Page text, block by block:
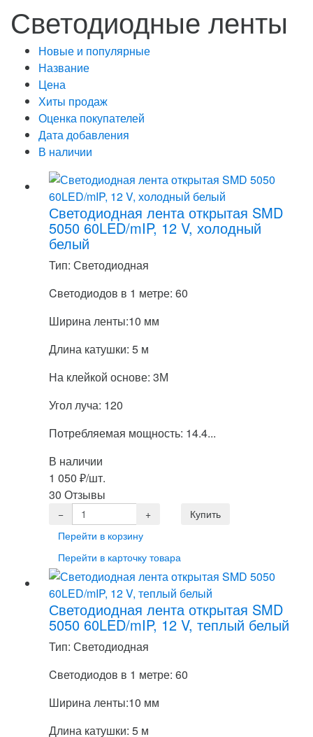
Светодиодные ленты
Новые и популярные
Название
Цена
Хиты продаж
Оценка покупателей
Дата добавления
В наличии
Светодиодная лента открытая SMD
5050 60LED/mIP, 12 V, холодный
белый
Тип: Светодиодная
Cветодиодов в 1 метре: 60
Ширина ленты:10 мм
Длина катушки: 5 м
На клейкой основе: 3М
Угол луча: 120
Потребляемая мощность: 14.4...
В наличии
1 050 ₽/шт.
30 Отзывы
Перейти в корзину
Перейти в карточку товара
Светодиодная лента открытая SMD
5050 60LED/mIP, 12 V, теплый белый
Тип: Светодиодная
Cветодиодов в 1 метре: 60
Ширина ленты:10 мм
Длина катушки: 5 м